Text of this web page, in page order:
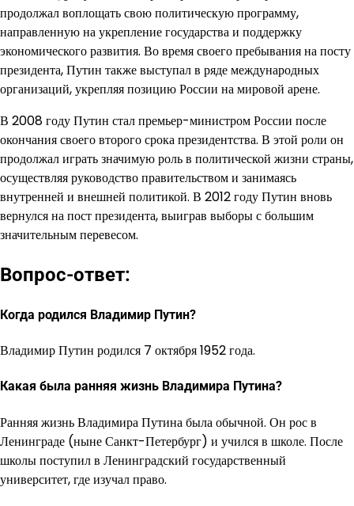
продолжал воплощать свою политическую программу,
направленную на укрепление государства и поддержку
экономического развития. Во время своего пребывания на посту
президента, Путин также выступал в ряде международных
организаций, укрепляя позицию России на мировой арене.
В 2008 году Путин стал премьер-министром России после
окончания своего второго срока президентства. В этой роли он
продолжал играть значимую роль в политической жизни страны,
осуществляя руководство правительством и занимаясь
внутренней и внешней политикой. В 2012 году Путин вновь
вернулся на пост президента, выиграв выборы с большим
значительным перевесом.
Вопрос-ответ:
Когда родился Владимир Путин?
Владимир Путин родился 7 октября 1952 года.
Какая была ранняя жизнь Владимира Путина?
Ранняя жизнь Владимира Путина была обычной. Он рос в
Ленинграде (ныне Санкт-Петербург) и учился в школе. После
школы поступил в Ленинградский государственный
университет, где изучал право.